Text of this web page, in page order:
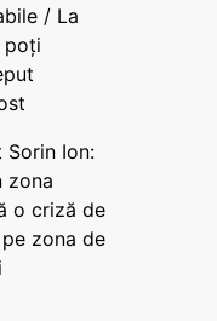
/ La
poți
Sorin Ion:
zona
o criză de
zona de